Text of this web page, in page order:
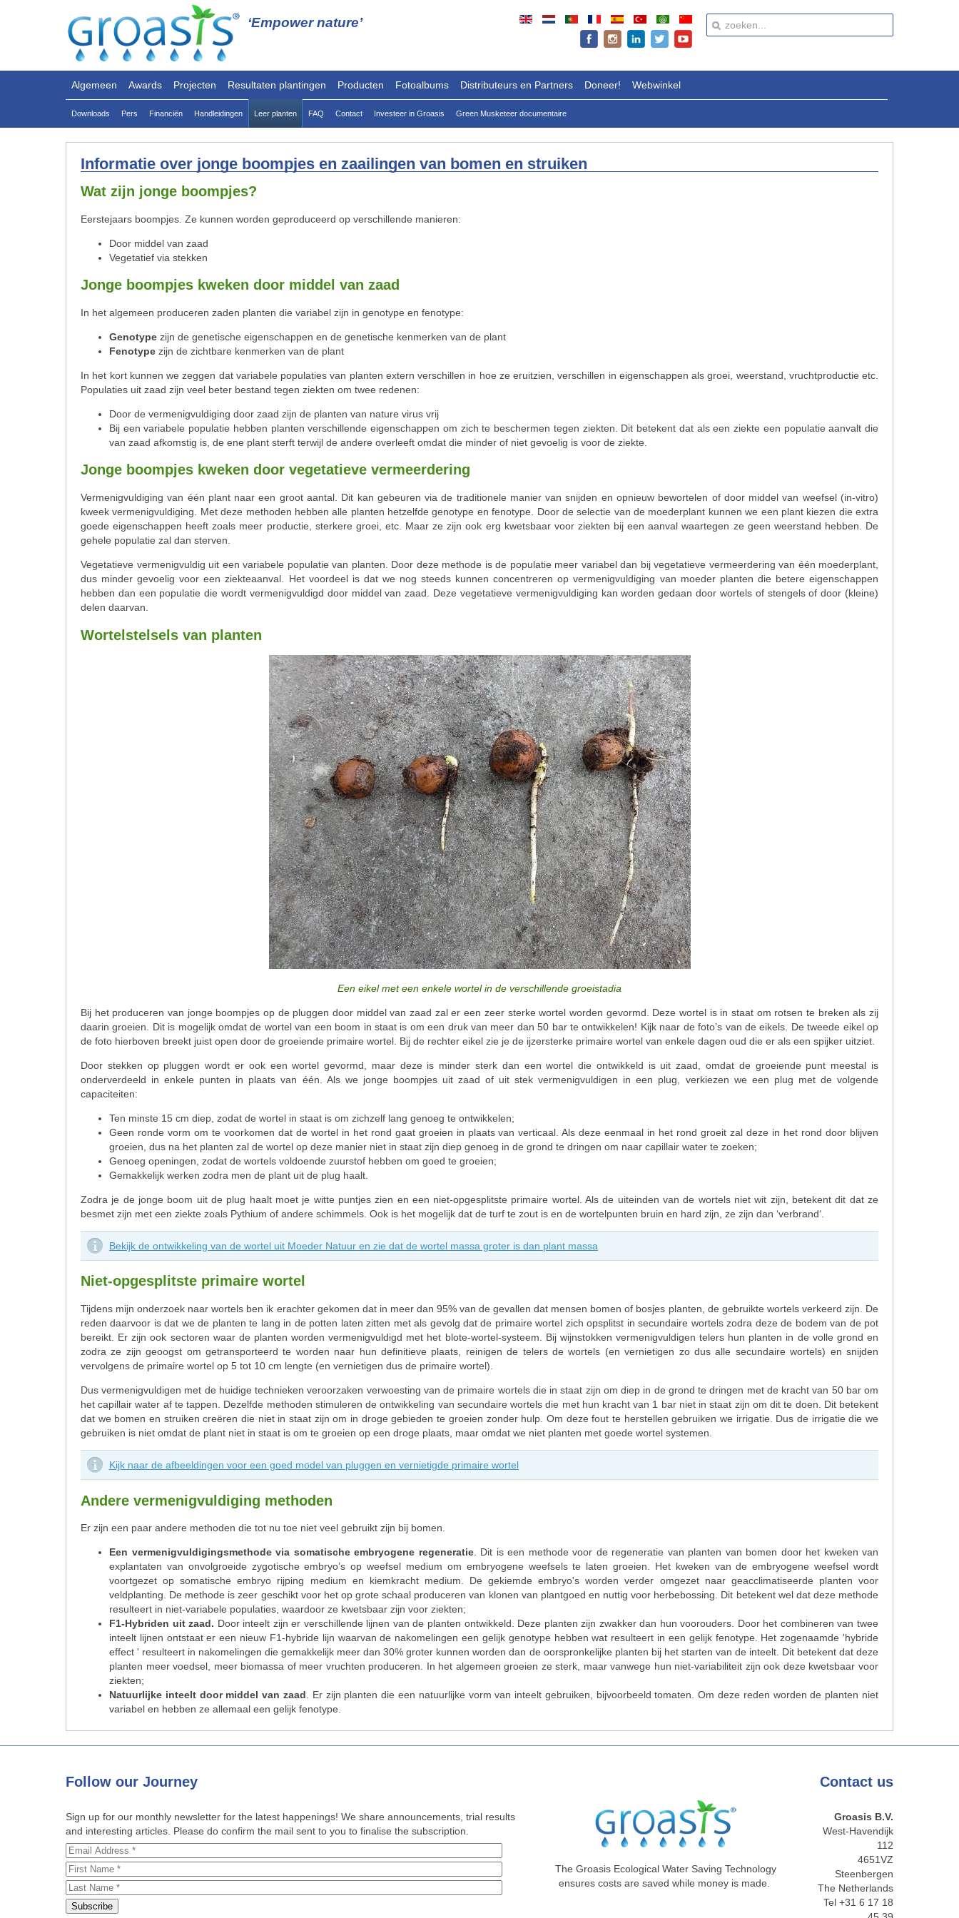
‘Empower nature’
Algemeen Awards Projecten Resultaten plantingen Producten Fotoalbums Distributeurs en Partners Doneer! Webwinkel
Downloads Pers Financiën Handleidingen Leer planten FAQ Contact Investeer in Groasis Green Musketeer documentaire
Informatie over jonge boompjes en zaailingen van bomen en struiken
Wat zijn jonge boompjes?
Eerstejaars boompjes. Ze kunnen worden geproduceerd op verschillende manieren:
Door middel van zaad
Vegetatief via stekken
Jonge boompjes kweken door middel van zaad
In het algemeen produceren zaden planten die variabel zijn in genotype en fenotype:
Genotype zijn de genetische eigenschappen en de genetische kenmerken van de plant
Fenotype zijn de zichtbare kenmerken van de plant
In het kort kunnen we zeggen dat variabele populaties van planten extern verschillen in hoe ze eruitzien, verschillen in eigenschappen als groei, weerstand, vruchtproductie etc.
Populaties uit zaad zijn veel beter bestand tegen ziekten om twee redenen:
Door de vermenigvuldiging door zaad zijn de planten van nature virus vrij
Bij een variabele populatie hebben planten verschillende eigenschappen om zich te beschermen tegen ziekten. Dit betekent dat als een ziekte een populatie aanvalt die
van zaad afkomstig is, de ene plant sterft terwijl de andere overleeft omdat die minder of niet gevoelig is voor de ziekte.
Jonge boompjes kweken door vegetatieve vermeerdering
Vermenigvuldiging van één plant naar een groot aantal. Dit kan gebeuren via de traditionele manier van snijden en opnieuw bewortelen of door middel van weefsel (in-vitro)
kweek vermenigvuldiging. Met deze methoden hebben alle planten hetzelfde genotype en fenotype. Door de selectie van de moederplant kunnen we een plant kiezen die extra
goede eigenschappen heeft zoals meer productie, sterkere groei, etc. Maar ze zijn ook erg kwetsbaar voor ziekten bij een aanval waartegen ze geen weerstand hebben. De
gehele populatie zal dan sterven.
Vegetatieve vermenigvuldig uit een variabele populatie van planten. Door deze methode is de populatie meer variabel dan bij vegetatieve vermeerdering van één moederplant,
dus minder gevoelig voor een ziekteaanval. Het voordeel is dat we nog steeds kunnen concentreren op vermenigvuldiging van moeder planten die betere eigenschappen
hebben dan een populatie die wordt vermenigvuldigd door middel van zaad. Deze vegetatieve vermenigvuldiging kan worden gedaan door wortels of stengels of door (kleine)
delen daarvan.
Wortelstelsels van planten
Een eikel met een enkele wortel in de verschillende groeistadia
Bij het produceren van jonge boompjes op de pluggen door middel van zaad zal er een zeer sterke wortel worden gevormd. Deze wortel is in staat om rotsen te breken als zij
daarin groeien. Dit is mogelijk omdat de wortel van een boom in staat is om een druk van meer dan 50 bar te ontwikkelen! Kijk naar de foto’s van de eikels. De tweede eikel op
de foto hierboven breekt juist open door de groeiende primaire wortel. Bij de rechter eikel zie je de ijzersterke primaire wortel van enkele dagen oud die er als een spijker uitziet.
Door stekken op pluggen wordt er ook een wortel gevormd, maar deze is minder sterk dan een wortel die ontwikkeld is uit zaad, omdat de groeiende punt meestal is
onderverdeeld in enkele punten in plaats van één. Als we jonge boompjes uit zaad of uit stek vermenigvuldigen in een plug, verkiezen we een plug met de volgende
capaciteiten:
Ten minste 15 cm diep, zodat de wortel in staat is om zichzelf lang genoeg te ontwikkelen;
Geen ronde vorm om te voorkomen dat de wortel in het rond gaat groeien in plaats van verticaal. Als deze eenmaal in het rond groeit zal deze in het rond door blijven
groeien, dus na het planten zal de wortel op deze manier niet in staat zijn diep genoeg in de grond te dringen om naar capillair water te zoeken;
Genoeg openingen, zodat de wortels voldoende zuurstof hebben om goed te groeien;
Gemakkelijk werken zodra men de plant uit de plug haalt.
Zodra je de jonge boom uit de plug haalt moet je witte puntjes zien en een niet-opgesplitste primaire wortel. Als de uiteinden van de wortels niet wit zijn, betekent dit dat ze
besmet zijn met een ziekte zoals Pythium of andere schimmels. Ook is het mogelijk dat de turf te zout is en de wortelpunten bruin en hard zijn, ze zijn dan ‘verbrand‘.
Bekijk de ontwikkeling van de wortel uit Moeder Natuur en zie dat de wortel massa groter is dan plant massa
Niet-opgesplitste primaire wortel
Tijdens mijn onderzoek naar wortels ben ik erachter gekomen dat in meer dan 95% van de gevallen dat mensen bomen of bosjes planten, de gebruikte wortels verkeerd zijn. De
reden daarvoor is dat we de planten te lang in de potten laten zitten met als gevolg dat de primaire wortel zich opsplitst in secundaire wortels zodra deze de bodem van de pot
bereikt. Er zijn ook sectoren waar de planten worden vermenigvuldigd met het blote-wortel-systeem. Bij wijnstokken vermenigvuldigen telers hun planten in de volle grond en
zodra ze zijn geoogst om getransporteerd te worden naar hun definitieve plaats, reinigen de telers de wortels (en vernietigen zo dus alle secundaire wortels) en snijden
vervolgens de primaire wortel op 5 tot 10 cm lengte (en vernietigen dus de primaire wortel).
Dus vermenigvuldigen met de huidige technieken veroorzaken verwoesting van de primaire wortels die in staat zijn om diep in de grond te dringen met de kracht van 50 bar om
het capillair water af te tappen. Dezelfde methoden stimuleren de ontwikkeling van secundaire wortels die met hun kracht van 1 bar niet in staat zijn om dit te doen. Dit betekent
dat we bomen en struiken creëren die niet in staat zijn om in droge gebieden te groeien zonder hulp. Om deze fout te herstellen gebruiken we irrigatie. Dus de irrigatie die we
gebruiken is niet omdat de plant niet in staat is om te groeien op een droge plaats, maar omdat we niet planten met goede wortel systemen.
Kijk naar de afbeeldingen voor een goed model van pluggen en vernietigde primaire wortel
Andere vermenigvuldiging methoden
Er zijn een paar andere methoden die tot nu toe niet veel gebruikt zijn bij bomen.
Een vermenigvuldigingsmethode via somatische embryogene regeneratie. Dit is een methode voor de regeneratie van planten van bomen door het kweken van
explantaten van onvolgroeide zygotische embryo’s op weefsel medium om embryogene weefsels te laten groeien. Het kweken van de embryogene weefsel wordt
voortgezet op somatische embryo rijping medium en kiemkracht medium. De gekiemde embryo's worden verder omgezet naar geacclimatiseerde planten voor
veldplanting. De methode is zeer geschikt voor het op grote schaal produceren van klonen van plantgoed en nuttig voor herbebossing. Dit betekent wel dat deze methode
resulteert in niet-variabele populaties, waardoor ze kwetsbaar zijn voor ziekten;
F1-Hybriden uit zaad. Door inteelt zijn er verschillende lijnen van de planten ontwikkeld. Deze planten zijn zwakker dan hun voorouders. Door het combineren van twee
inteelt lijnen ontstaat er een nieuw F1-hybride lijn waarvan de nakomelingen een gelijk genotype hebben wat resulteert in een gelijk fenotype. Het zogenaamde 'hybride
effect ' resulteert in nakomelingen die gemakkelijk meer dan 30% groter kunnen worden dan de oorspronkelijke planten bij het starten van de inteelt. Dit betekent dat deze
planten meer voedsel, meer biomassa of meer vruchten produceren. In het algemeen groeien ze sterk, maar vanwege hun niet-variabiliteit zijn ook deze kwetsbaar voor
ziekten;
Natuurlijke inteelt door middel van zaad . Er zijn planten die een natuurlijke vorm van inteelt gebruiken, bijvoorbeeld tomaten. Om deze reden worden de planten niet
variabel en hebben ze allemaal een gelijk fenotype.
Follow our Journey
Sign up for our monthly newsletter for the latest happenings! We share announcements, trial results
and interesting articles. Please do confirm the mail sent to you to finalise the subscription.
The Groasis Ecological Water Saving Technology
ensures costs are saved while money is made.
Contact us
Groasis B.V.
West-Havendijk
112
4651VZ
Steenbergen
The Netherlands
Tel +31 6 17 18